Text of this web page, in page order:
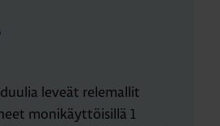
leveät relemallit
monikäyttöisillä 1